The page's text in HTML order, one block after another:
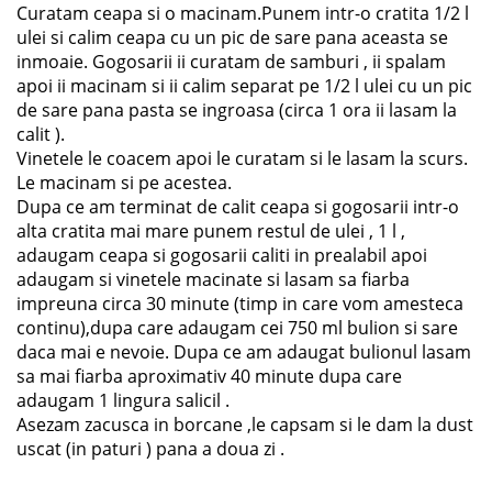
Curatam ceapa si o macinam.Punem intr-o cratita 1/2 l
ulei si calim ceapa cu un pic de sare pana aceasta se
inmoaie. Gogosarii ii curatam de samburi , ii spalam
apoi ii macinam si ii calim separat pe 1/2 l ulei cu un pic
de sare pana pasta se ingroasa (circa 1 ora ii lasam la
calit ).
Vinetele le coacem apoi le curatam si le lasam la scurs.
Le macinam si pe acestea.
Dupa ce am terminat de calit ceapa si gogosarii intr-o
alta cratita mai mare punem restul de ulei , 1 l ,
adaugam ceapa si gogosarii caliti in prealabil apoi
adaugam si vinetele macinate si lasam sa fiarba
impreuna circa 30 minute (timp in care vom amesteca
continu),dupa care adaugam cei 750 ml bulion si sare
daca mai e nevoie. Dupa ce am adaugat bulionul lasam
sa mai fiarba aproximativ 40 minute dupa care
adaugam 1 lingura salicil .
Asezam zacusca in borcane ,le capsam si le dam la dust
uscat (in paturi ) pana a doua zi .